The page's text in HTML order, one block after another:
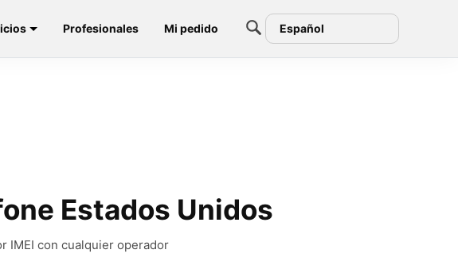
Profesionales Mi pedido Español
Estados Unidos
IMEI con cualquier operador